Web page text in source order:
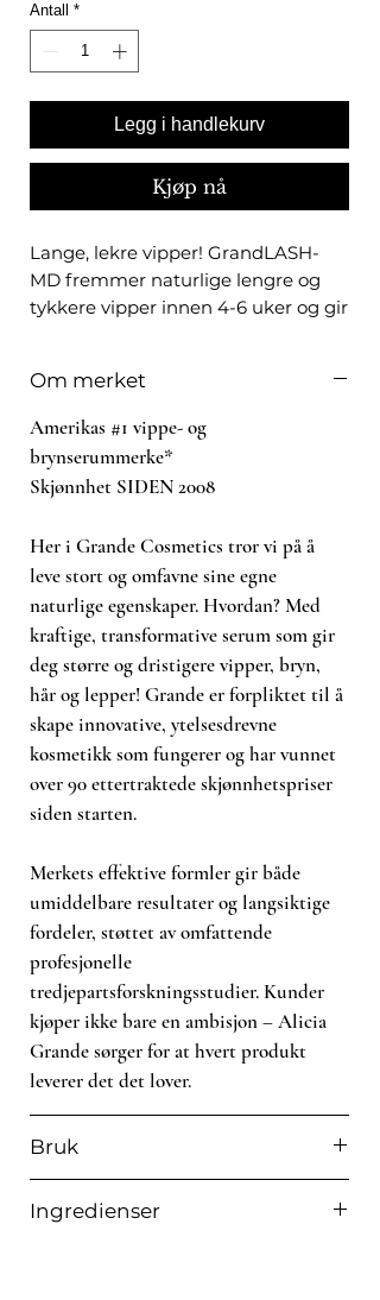
Antall *
Legg i handlekurv
Kjøp nå
Lange, lekre vipper! GrandLASH-
MD fremmer naturlige lengre og
tykkere vipper innen 4-6 uker og gir
å forlenge korte vipper, samt
forsterker svake, tynne eller
ødelagte vipper. I tillegg vil du
oppleve at vippene blir litt mørkere.
Om merket
Amerikas #1 vippe- og
brynserummerke*
Skjønnhet SIDEN 2008
Her i Grande Cosmetics tror vi på å
leve stort og omfavne sine egne
naturlige egenskaper. Hvordan? Med
kraftige, transformative serum som gir
deg større og dristigere vipper, bryn,
hår og lepper! Grande er forpliktet til å
skape innovative, ytelsesdrevne
kosmetikk som fungerer og har vunnet
over 90 ettertraktede skjønnhetspriser
siden starten.
Merkets effektive formler gir både
umiddelbare resultater og langsiktige
fordeler, støttet av omfattende
profesjonelle
tredjepartsforskningsstudier. Kunder
kjøper ikke bare en ambisjon – Alicia
Grande sørger for at hvert produkt
leverer det det lover.
Bruk
Legg en tynn stripe med serum like ved
Ingredienser